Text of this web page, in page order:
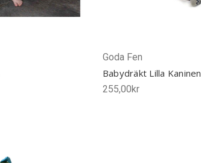
Goda Fen
Babydräkt Lilla Kaninen
255,00kr